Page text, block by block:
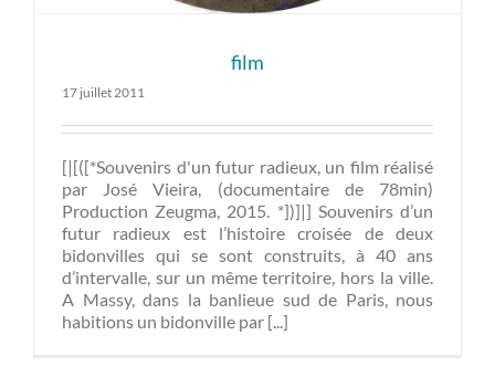
film
17 juillet 2011
[|[([*Souvenirs d'un futur radieux, un film réalisé
par José Vieira, (documentaire de 78min)
Production Zeugma, 2015. *])]|] Souvenirs d’un
futur radieux est l’histoire croisée de deux
bidonvilles qui se sont construits, à 40 ans
d’intervalle, sur un même territoire, hors la ville.
A Massy, dans la banlieue sud de Paris, nous
habitions un bidonville par [...]